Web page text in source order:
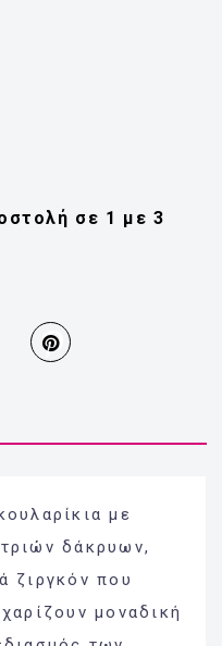
σε 1 με 3
με
δάκρυων,
ζιργκόν που
μοναδική